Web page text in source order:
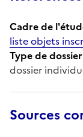
Cadre de
liste objets
Type de dossier
dossier
Sources